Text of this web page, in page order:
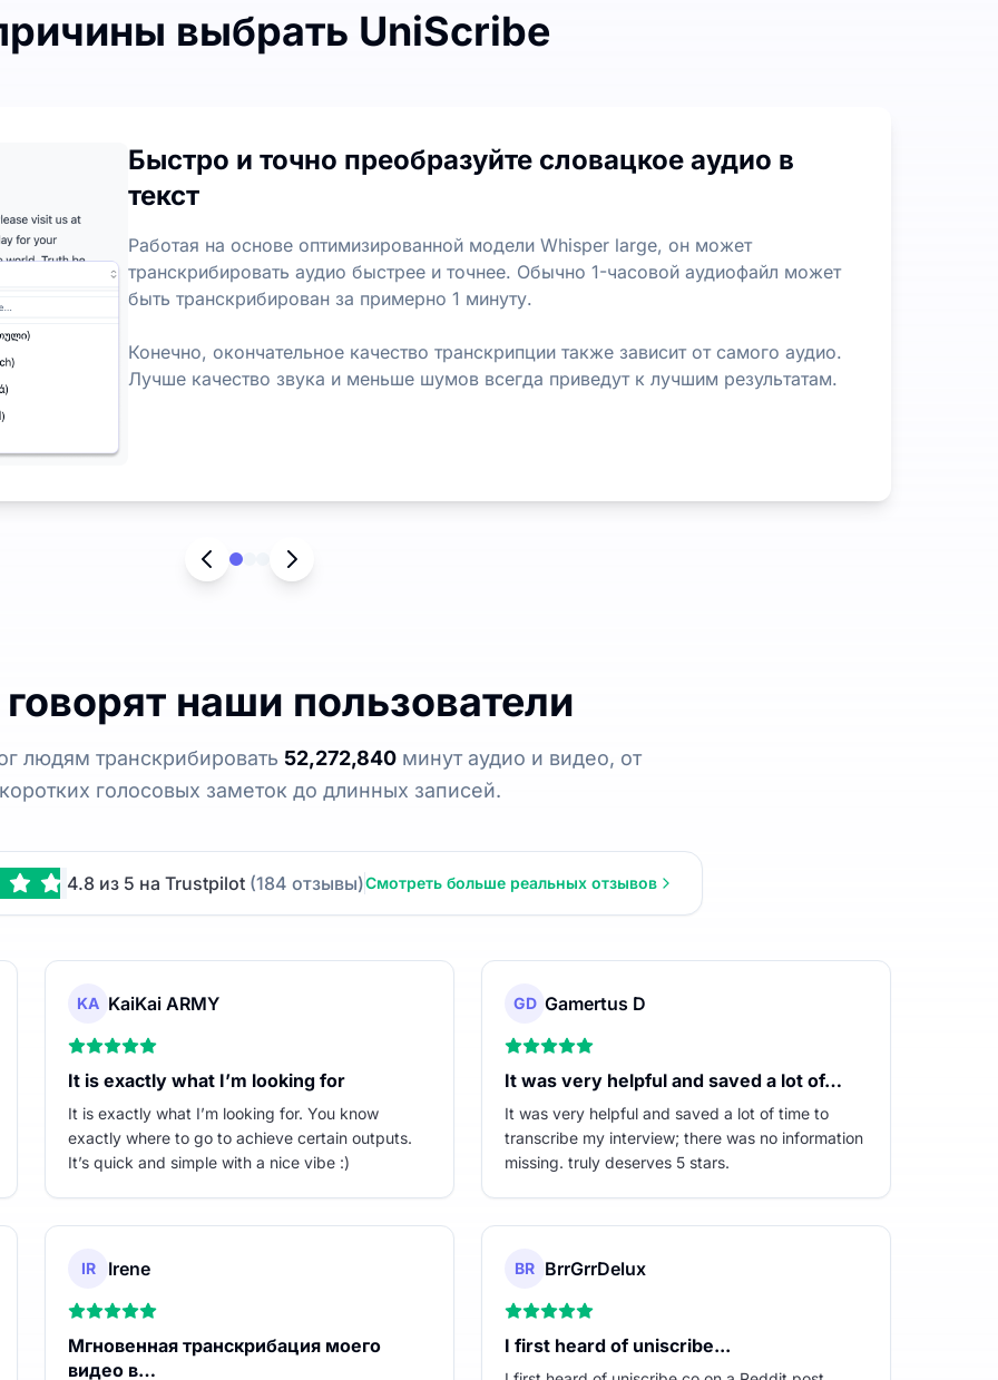
выбрать UniScribe
каждый месяц, с ежедневным лимитом в 3 файлов. Нет ограничений по длине или размеру файла,
аудио в текст
и ключевые моменты из аудио- и видеофайлов, что поможет вам быстро извлекать наиболее важную
Быстро и точно преобразуйте словацкое аудио в
текст
Работая на основе оптимизированной модели Whisper large, он может
транскрибировать аудио быстрее и точнее. Обычно 1-часовой аудиофайл может
быть транскрибирован за примерно 1 минуту.
Конечно, окончательное качество транскрипции также зависит от самого аудио.
Лучше качество звука и меньше шумов всегда приведут к лучшим результатам.
наши пользователи
людям транскрибировать 52,272,840минут аудио и видео, от
коротких голосовых заметок до длинных записей.
4.8 из 5 на Trustpilot (184 отзывы)Смотреть больше реальных отзывов
KA KaiKai ARMY
It is exactly what I’m looking for
It is exactly what I’m looking for. You know
exactly where to go to achieve certain outputs.
It’s quick and simple with a nice vibe :)
GD Gamertus D
It was very helpful and saved a lot of…
It was very helpful and saved a lot of time to
transcribe my interview; there was no information
missing. truly deserves 5 stars.
IR Irene
Мгновенная транскрибация моего
видео в…
BR BrrGrrDelux
I first heard of uniscribe...